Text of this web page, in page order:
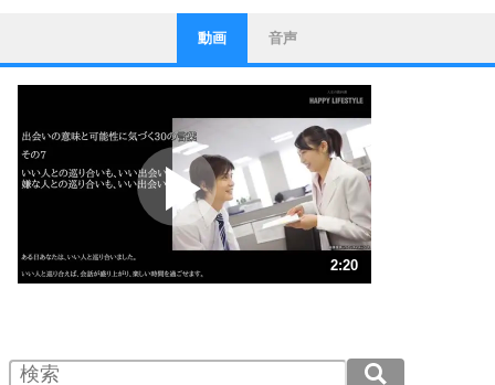
1
ストレス対策
他人と比べない。
いっそのこと、他人を見ない。
いらいらしない人になる30の方法
プラス思考
ポジティブになれない原因は、行動しないから。
ポジティブ思考になる30の方法
ストレス対策
人生、なんとかなるもの。
気楽に生きる30の方法
4 器の大きい人は、怒りを優しさで表現する。
動画 音声
2:20
2.0倍速 （276KB 1分10秒）